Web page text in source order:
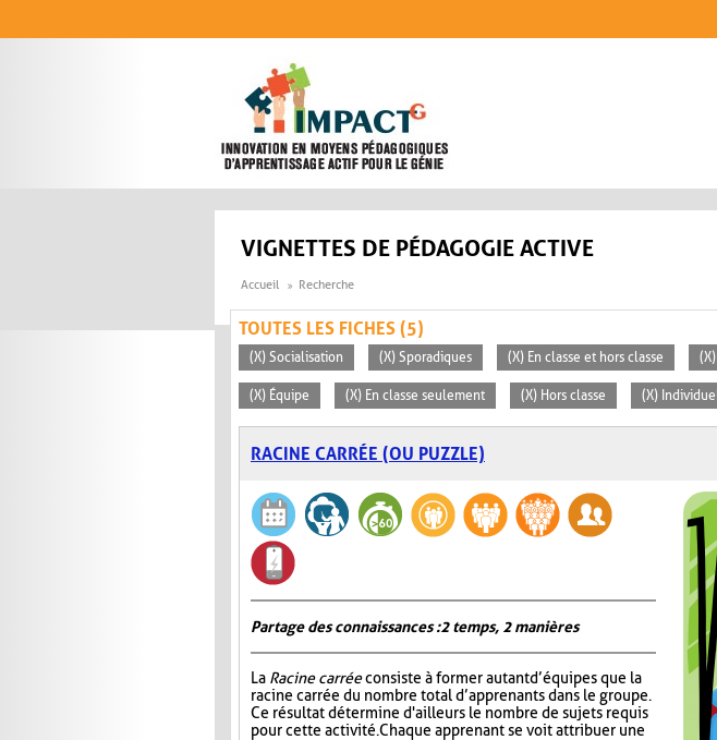
VIGNETTES DE PÉDAGOGIE ACTIVE
Accueil Recherche
TOUTES LES FICHES (5)
(X) Socialisation (X) Sporadiques (X) En classe et hors classe
(X) Équipe (X) En classe seulement (X) Hors classe (X)
RACINE CARRÉE (OU PUZZLE)
Partage des connaissances : 2 temps, 2 manières
La Racine carréeconsiste à former autant d’équipes que la
racine carrée du nombre total d’apprenants dans le groupe.
Ce résultat détermine d'ailleurs le nombre de sujets requis
pour cette activité. Chaque apprenant se voit attribuer une